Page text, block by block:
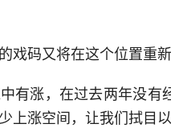
戏码又将在这个位置重新
有涨，在过去两年没
上涨空间，让我们拭目以